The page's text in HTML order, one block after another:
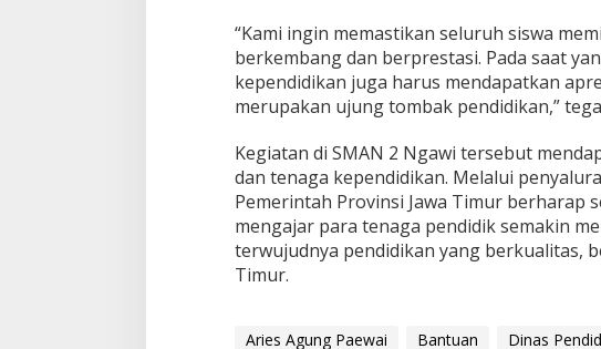
“Kami ingin memastikan seluruh siswa
berkembang dan berprestasi. Pada saat
kependidikan juga harus mendapatkan
merupakan ujung tombak pendidikan,”
Kegiatan di SMAN 2 Ngawi tersebut
dan tenaga kependidikan. Melalui
Pemerintah Provinsi Jawa Timur berharap
mengajar para tenaga pendidik semakin
terwujudnya pendidikan yang berkualitas,
Timur.
Aries Agung Paewai Bantuan Dinas